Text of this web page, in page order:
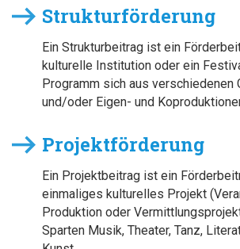
Strukturförderung
Ein Strukturbeitrag ist ein
kulturelle Institution oder ein
Programm sich aus verschiedenen
und/oder Eigen- und
Projektförderung
Ein Projektbeitrag ist ein
einmaliges kulturelles Projekt
Produktion oder
Sparten Musik, Theater, Tanz,